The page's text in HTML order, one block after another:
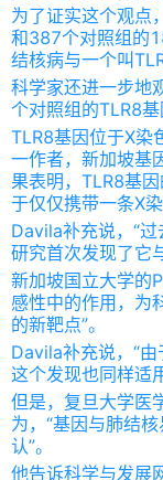
为了证实这个观点
和387个对照组的
结核病与一个叫
科学家还进一步地
个对照组的TLR8基
TLR8基因位于X染
一作者，新加坡基
果表明，TLR8基
于仅仅携带一条X
Davila补充说，“
研究首次发现了它
新加坡国立大学的
感性中的作用，为
的新靶点”。
Davila补充说，“
这个发现也同样适
但是，复旦大学医
为，“基因与肺结
认”。
他告诉科学与发展